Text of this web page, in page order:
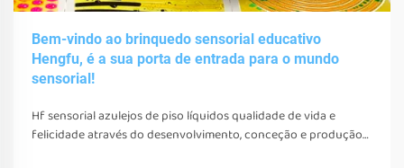
Bem-vindo ao brinquedo sensorial educativo
Hengfu, é a sua porta de entrada para o mundo
sensorial!
Hf sensorial azulejos de piso líquidos qualidade de vida e
felicidade através do desenvolvimento, conceção e produção